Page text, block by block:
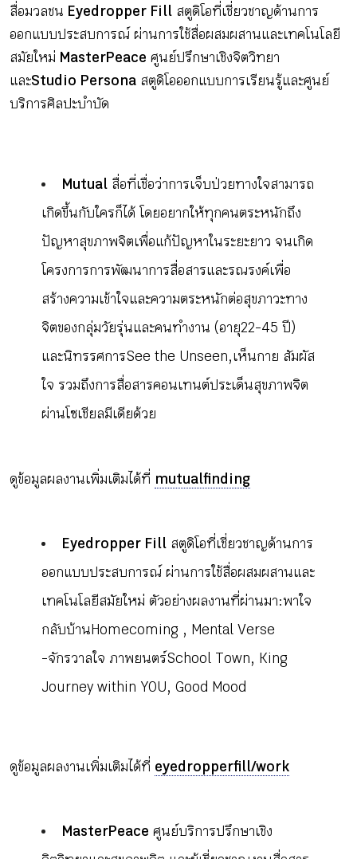
สื่อมวลชน Eyedropper Fill สตูดิโอที่เชี่ยวชาญด้านการ
ออกแบบประสบการณ์ ผ่านการใช้สื่อผสมผสานและเทคโนโลยี
สมัยใหม่ MasterPeace ศูนย์ปรึกษาเชิงจิตวิทยา
และStudio Persona สตูดิโอออกแบบการเรียนรู้และศูนย์
บริการศิลปะบำบัด
Mutual สื่อที่เชื่อว่าการเจ็บป่วยทางใจสามารถ
เกิดขึ้นกับใครก็ได้ โดยอยากให้ทุกคนตระหนักถึง
ปัญหาสุขภาพจิตเพื่อแก้ปัญหาในระยะยาว จนเกิด
โครงการการพัฒนาการสื่อสารและรณรงค์เพื่อ
สร้างความเข้าใจและความตระหนักต่อสุขภาวะทาง
จิตของกลุ่มวัยรุ่นและคนทำงาน (อายุ 22-45 ปี)
และนิทรรศการ See the Unseen, เห็นกาย สัมผัส
ใจ รวมถึงการสื่อสารคอนเทนต์ประเด็นสุขภาพจิต
ผ่านโซเชียลมีเดียด้วย
ดูข้อมูลผลงานเพิ่มเติมได้ที่ mutualfinding
Eyedropper Fill สตูดิโอที่เชี่ยวชาญด้านการ
ออกแบบประสบการณ์ ผ่านการใช้สื่อผสมผสานและ
เทคโนโลยีสมัยใหม่ ตัวอย่างผลงานที่ผ่านมา : พาใจ
กลับบ้าน Homecoming , Mental Verse
- จักรวาลใจ ภาพยนตร์ School Town, King
Journey within YOU, Good Mood
ดูข้อมูลผลงานเพิ่มเติมได้ที่ eyedropperfill/work
MasterPeace ศูนย์บริการปรึกษาเชิง